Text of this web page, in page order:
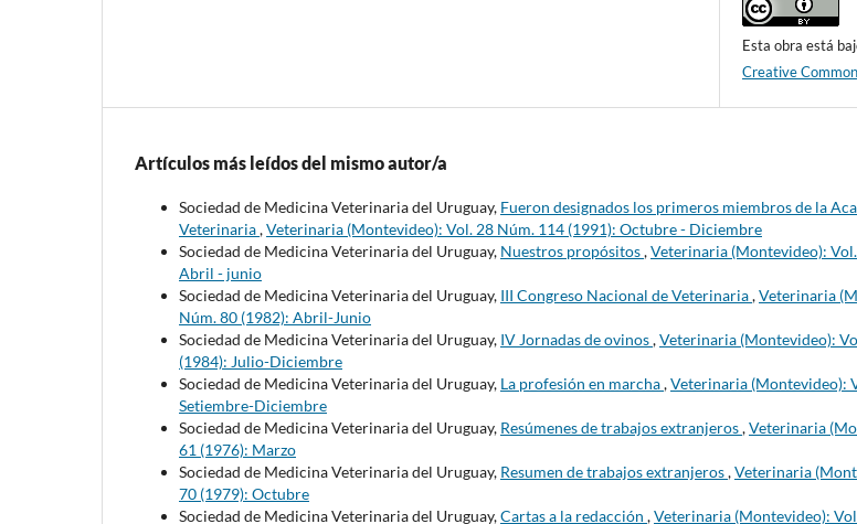
Esta obra está
Creative
Artículos más leídos del mismo autor/a
Sociedad de Medicina Veterinaria del Uruguay, Fueron designados los primeros miembros de la
Veterinaria,Veterinaria (Montevideo): Vol. 28 Núm. 114 (1991): Octubre - Diciembre
Sociedad de Medicina Veterinaria del Uruguay, Nuestros propósitos,Veterinaria (Montevideo):
Abril - junio
Sociedad de Medicina Veterinaria del Uruguay, III Congreso Nacional de Veterinaria,Veterinaria
Núm. 80 (1982): Abril-Junio
Sociedad de Medicina Veterinaria del Uruguay, IV Jornadas de ovinos,Veterinaria (Montevideo):
(1984): Julio-Diciembre
Sociedad de Medicina Veterinaria del Uruguay, La profesión en marcha,Veterinaria (Montevideo):
Setiembre-Diciembre
Sociedad de Medicina Veterinaria del Uruguay, Resúmenes de trabajos extranjeros,Veterinaria
61 (1976): Marzo
Sociedad de Medicina Veterinaria del Uruguay, Resumen de trabajos extranjeros,Veterinaria
70 (1979): Octubre
Sociedad de Medicina Veterinaria del Uruguay,Cartas a la redacción ,Veterinaria (Montevideo):